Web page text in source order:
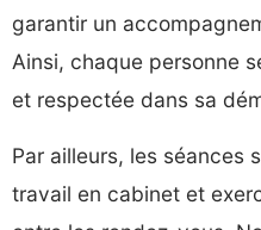
garantir un
Ainsi, chaque personne
et respectée dans sa
Par ailleurs, les séances
travail en cabinet et